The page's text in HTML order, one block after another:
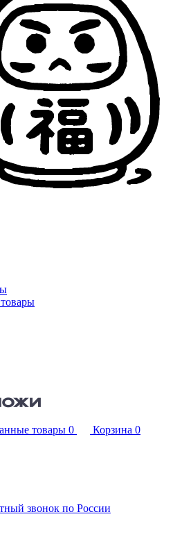
товары 0 Корзина 0
звонок по России